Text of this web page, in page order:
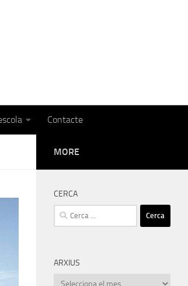
Contacte
MORE
CERCA
Cerca:
ARXIUS
Arxius